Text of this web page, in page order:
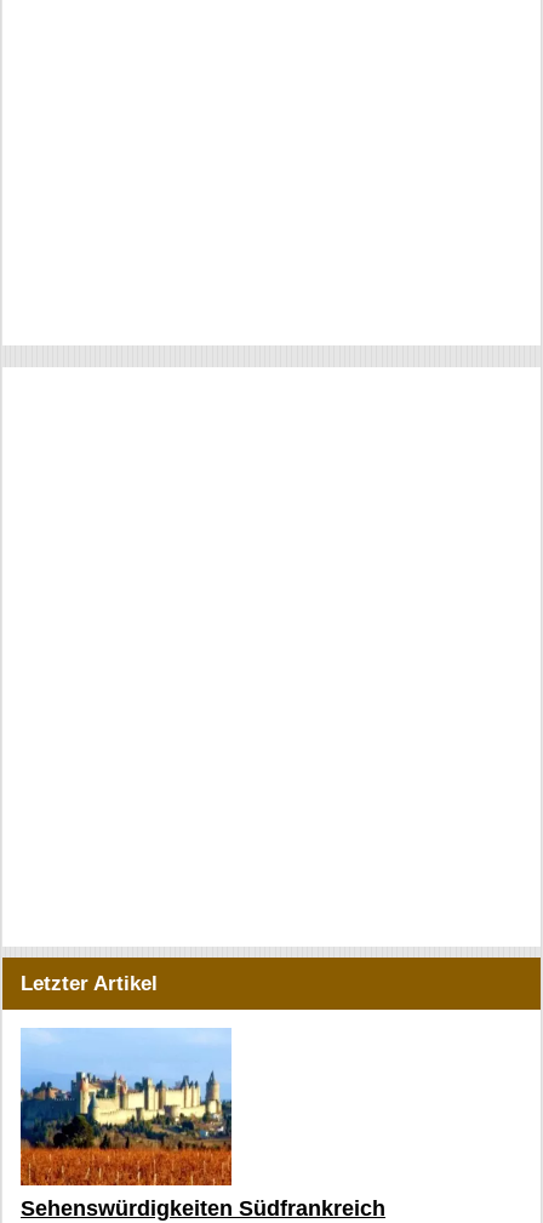
Letzter Artikel
Sehenswürdigkeiten Südfrankreich